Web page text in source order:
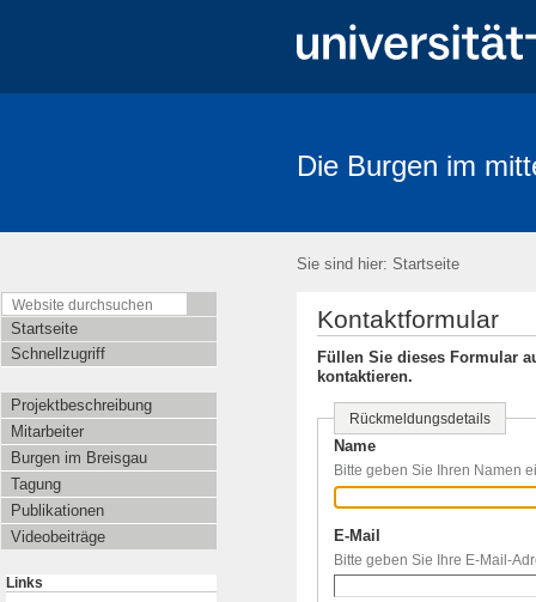
Die Burgen im
Sie sind hier: Startseite
Startseite
Schnellzugriff
Projektbeschreibung
Mitarbeiter
Burgen im Breisgau
Tagung
Publikationen
Videobeiträge
Links
Kontaktformular
Füllen Sie dieses Formular
kontaktieren.
Rückmeldungsdetails
Name
Bitte geben Sie Ihren Namen
E-Mail
Bitte geben Sie Ihre E-Mail-